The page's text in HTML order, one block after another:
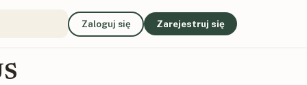
Zaloguj się Zarejestruj się